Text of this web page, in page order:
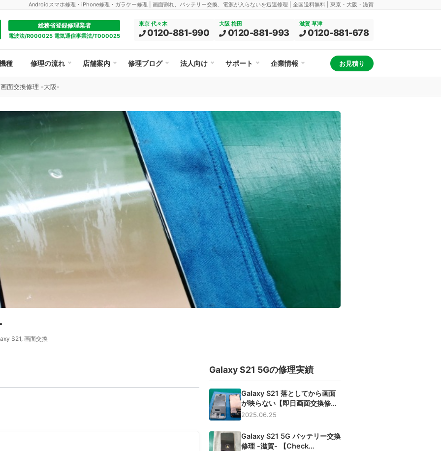
Androidスマホ修理・iPhone修理・ガラケー修理 | 画面割れ、バッテリー交換、電源が入らないを迅速修理 | 全国送料無料 | 東京・大阪・滋賀
総務省登録修理業者
電波法/R000025 電気通信事業法/T000025
東京 代々木
0120-881-990
大阪 梅田
0120-881-993
滋賀 草津
0120-881-678
種 修理の流れ 店舗案内 修理ブログ 法人向け サポート 企業情報 お見積り
面交換修理 -大阪-
S21, 画面交換
Galaxy S21 5Gの修理実績
Galaxy S21 落としてから画面
が映らない【即日画面交換修
理】
2025.06.25
Galaxy S21 5G バッテリー交換
修理 -滋賀- 【Check